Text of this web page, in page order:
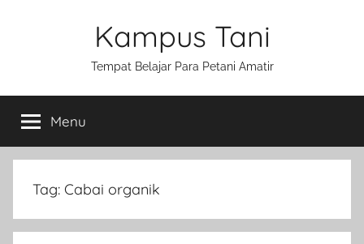
Kampus Tani
Tempat Belajar Para Petani Amatir
Menu
Tag: Cabai organik